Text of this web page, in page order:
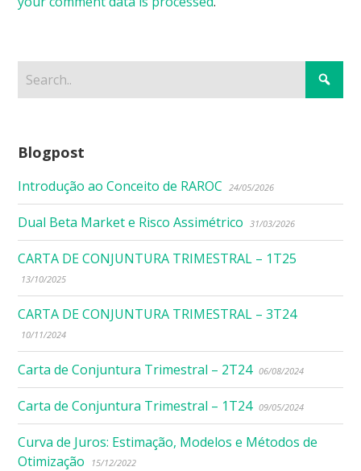
Blogpost
Introdução ao Conceito de RAROC 24/05/2026
Dual Beta Market e Risco Assimétrico 31/03/2026
CARTA DE CONJUNTURA TRIMESTRAL – 1T25
13/10/2025
CARTA DE CONJUNTURA TRIMESTRAL – 3T24
10/11/2024
Carta de Conjuntura Trimestral – 2T24 06/08/2024
Carta de Conjuntura Trimestral – 1T24 09/05/2024
Curva de Juros: Estimação, Modelos e Métodos de
Otimização
15/12/2022